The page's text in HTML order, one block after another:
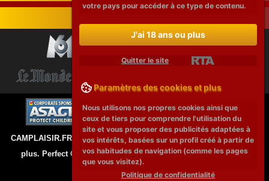
CAMPLAISIR.FR © 2026 Tous les modèles de ce site ont 18 ans ou
plus. Perfect Girls a une politique de tolérance zéro contre la
votre pays pour accéder à ce type de contenu.
J'ai 18 ans ou plus
Quitter le site
Paramètres des cookies et plus
Nous utilisons nos propres cookies ainsi que
ceux de tiers pour comprendre l'utilisation du
site et vous proposer des publicités adaptées à
vos intérêts, basées sur un profil créé à partir de
vos habitudes de navigation (comme les pages
que vous visitez).
Politique de confidentialité